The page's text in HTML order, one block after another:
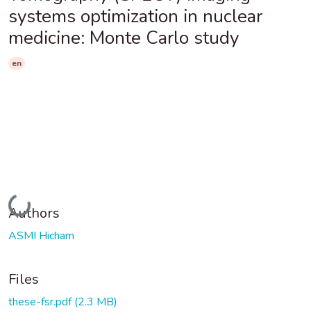
systems optimization in nuclear
medicine: Monte Carlo study
en
Loading...
Authors
ASMI Hicham
Files
these-fsr.pdf(2.3 MB)